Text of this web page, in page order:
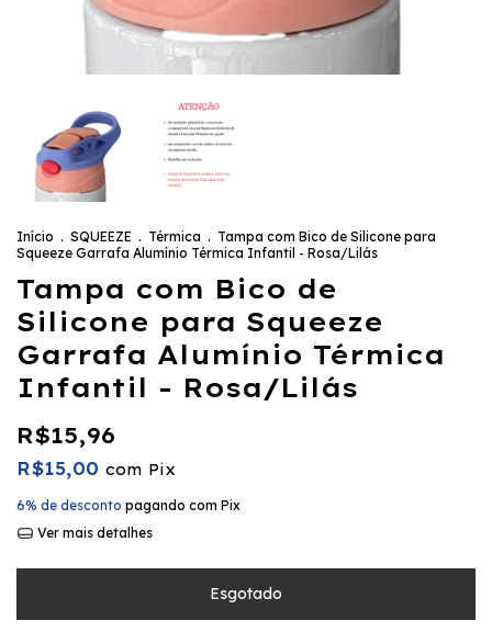
Início . SQUEEZE . Térmica . Tampa com Bico de Silicone para
Squeeze Garrafa Alumínio Térmica Infantil - Rosa/Lilás
Tampa com Bico de
Silicone para Squeeze
Garrafa Alumínio Térmica
Infantil - Rosa/Lilás
R$15,96
R$15,00 com Pix
6% de desconto pagando com Pix
Ver mais detalhes